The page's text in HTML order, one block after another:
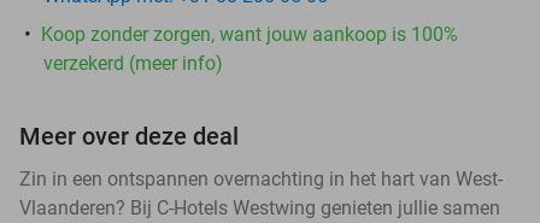
Koop zonder zorgen, want jouw aankoop is 100%
verzekerd (meer info)
Meer over deze deal
Zin in een ontspannen overnachting in het hart van West-
Vlaanderen? Bij C-Hotels Westwing genieten jullie samen